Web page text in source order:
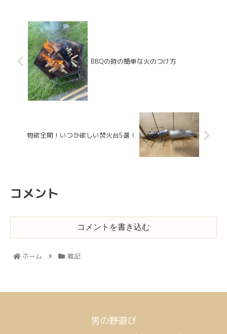
BBQの時の簡単な火のつけ方
物欲全開！いつか欲しい焚火台5選！
コメント
コメントを書き込む
ホーム 雑記
男の野遊び